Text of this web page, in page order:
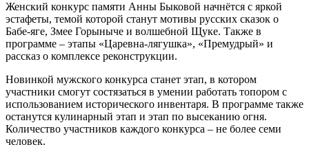
Женский конкурс памяти Анны Быковой начнётся с яркой
эстафеты, темой которой станут мотивы русских сказок о
Бабе-яге, Змее Горыныче и волшебной Щуке. Также в
программе – этапы «Царевна-лягушка», «Премудрый» и
рассказ о комплексе реконструкции.
Новинкой мужского конкурса станет этап, в котором
участники смогут состязаться в умении работать топором с
использованием исторического инвентаря. В программе также
останутся кулинарный этап и этап по высеканию огня.
Количество участников каждого конкурса – не более семи
человек.